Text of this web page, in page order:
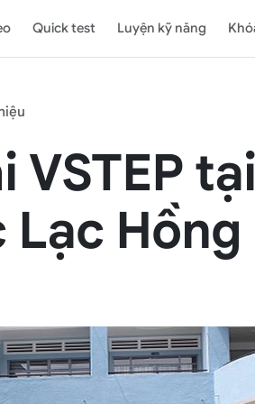
Quick test Luyện kỹ năng
tại
Hồng